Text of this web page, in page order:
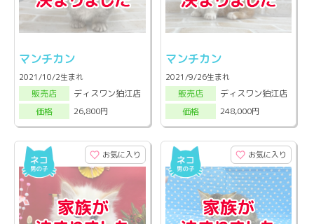
マンチカン
2021/10/2生まれ
販売店
ディスワン狛江店
価格
26,800円
マンチカン
2021/9/26生まれ
販売店
ディスワン狛江店
価格
248,000円
お気に入り お気に入り